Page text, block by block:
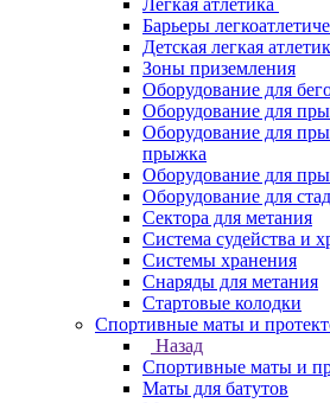
Легкая атлетика
Барьеры
Детская легкая
Зоны приземления
Оборудование для
Оборудование для
Оборудование для
прыжка
Оборудование для
Оборудование для
Сектора для метания
Система судейства и
Системы хранения
Снаряды для метания
Стартовые колодки
Спортивные маты и
Назад
Спортивные маты и
Маты для батутов